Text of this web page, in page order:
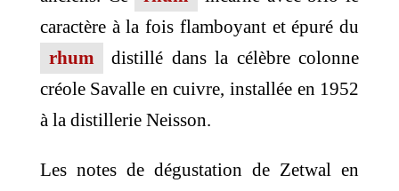
caractère à la fois flamboyant et épuré du
rhum
distillé dans la célèbre colonne
créole Savalle en cuivre, installée en 1952
à la distillerie Neisson.
Les notes de dégustation de Zetwal en